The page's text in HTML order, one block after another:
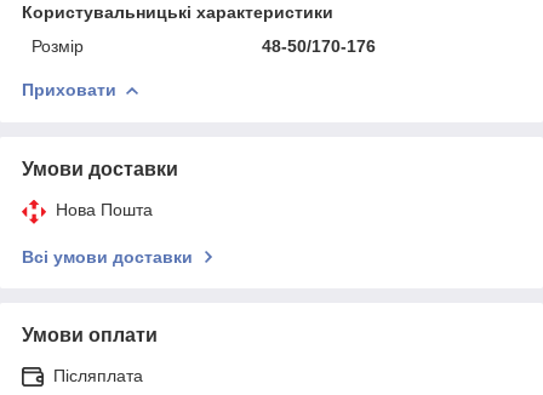
Користувальницькі характеристики
Розмір
48-50/170-176
Приховати
Умови доставки
Нова Пошта
Всі умови доставки
Умови оплати
Післяплата